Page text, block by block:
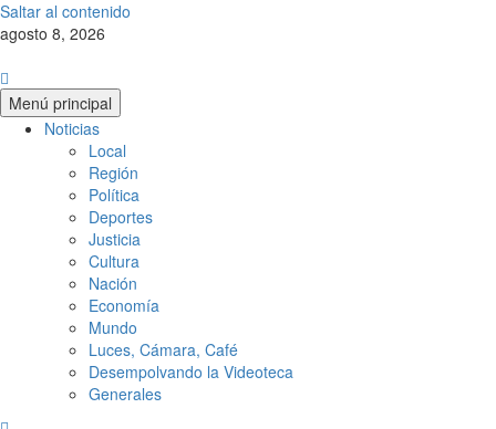
Saltar al contenido
agosto 8, 2026
Menú principal
Noticias
Local
Región
Política
Deportes
Justicia
Cultura
Nación
Economía
Mundo
Luces, Cámara, Café
Desempolvando la Videoteca
Generales